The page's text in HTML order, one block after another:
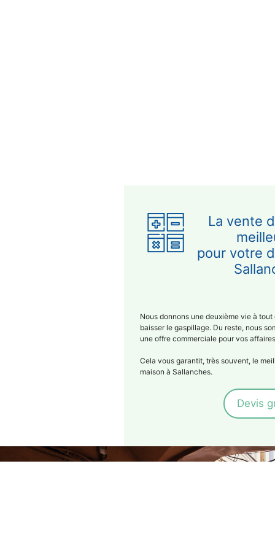
La vente
pour votre
Nous donnons une deuxième vie à
baisser le gaspillage. Du reste, nous
une offre commerciale pour vos
Cela vous garantit, très souvent, le
maison à Sallanches.
Devis